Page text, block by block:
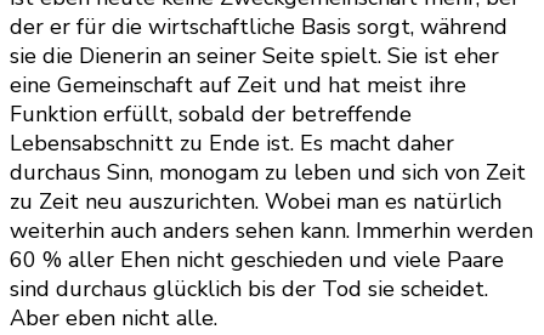
der er für die wirtschaftliche Basis sorgt, während
sie die Dienerin an seiner Seite spielt. Sie ist eher
eine Gemeinschaft auf Zeit und hat meist ihre
Funktion erfüllt, sobald der betreffende
Lebensabschnitt zu Ende ist. Es macht daher
durchaus Sinn, monogam zu leben und sich von Zeit
zu Zeit neu auszurichten. Wobei man es natürlich
weiterhin auch anders sehen kann. Immerhin werden
60 % aller Ehen nicht geschieden und viele Paare
sind durchaus glücklich bis der Tod sie scheidet.
Aber eben nicht alle.